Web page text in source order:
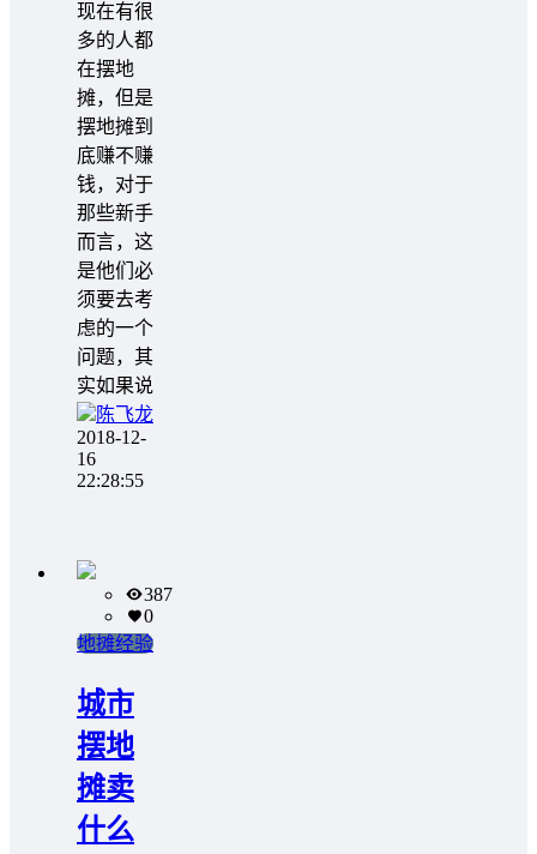
现在有很
多的人都
在摆地
摊，但是
摆地摊到
底赚不赚
钱，对于
那些新手
而言，这
是他们必
须要去考
虑的一个
问题，其
实如果说
陈飞龙
2018-12-
16
22:28:55
387
0
地摊经验
城市
摆地
摊卖
什么